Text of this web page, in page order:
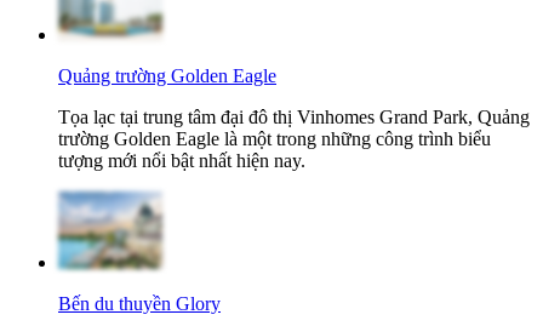
Quảng trường Golden Eagle
Tọa lạc tại trung tâm đại đô thị Vinhomes Grand Park, Quảng
trường Golden Eagle là một trong những công trình biểu
tượng mới nổi bật nhất hiện nay.
Bến du thuyền Glory